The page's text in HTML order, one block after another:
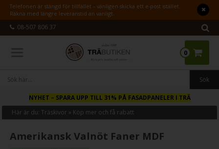
Telefonen är stängd för tillfället – vänligen skicka ett e-post istället.
Räkna med längre leveranstid än vanligt.
08-507 806 37
0
NYHET– SPARA UPP TILL 31% PÅ FASADPANELER I TRÄ
Här är du:Träskivor » Köp mer och få rabatt
Amerikansk Valnöt Faner MDF